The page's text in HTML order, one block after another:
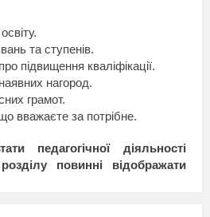
та ступенів.
підвищення кваліфікації.
нагород.
грамот.
вважаєте за потрібне.
педагогічної діяльності
повинні відображати